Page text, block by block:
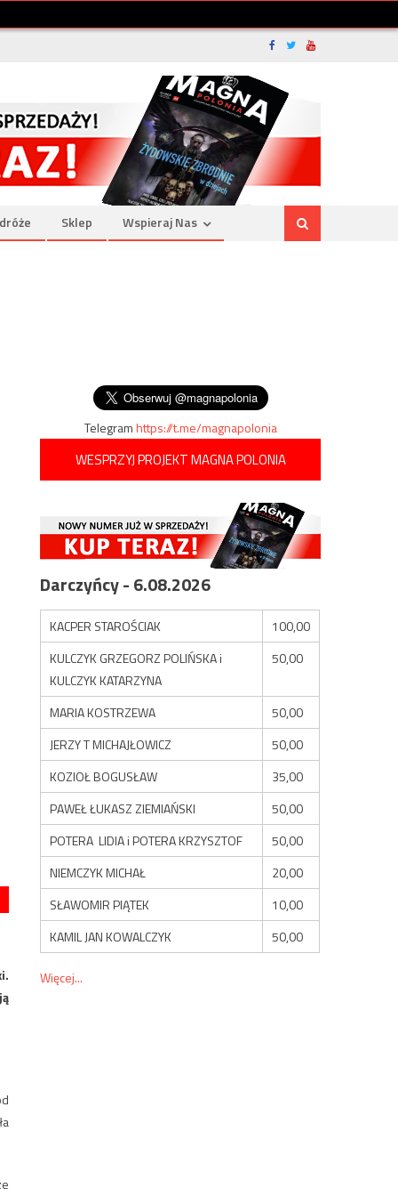
Sklep Wspieraj Nas
Telegramhttps://t.me/magnapolonia
WESPRZYJ PROJEKT MAGNA POLONIA
Darczyńcy - 6.08.2026
KACPER STAROŚCIAK
100,00
KULCZYK GRZEGORZ POLIŃSKA i
KULCZYK KATARZYNA
50,00
MARIA KOSTRZEWA
50,00
JERZY T MICHAJŁOWICZ
50,00
KOZIOŁ BOGUSŁAW
35,00
PAWEŁ ŁUKASZ ZIEMIAŃSKI
50,00
POTERA LIDIA i POTERA KRZYSZTOF
50,00
NIEMCZYK MICHAŁ
20,00
SŁAWOMIR PIĄTEK
10,00
KAMIL JAN KOWALCZYK
50,00
Więcej...